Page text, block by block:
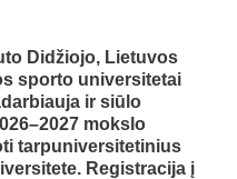
Didžiojo, Lietuvos
sporto universitetai
ir siūlo
mokslo
tarpuniversitetinius
Registracija į